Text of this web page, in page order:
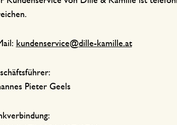
kundenservice@dille-kamille.at
Pieter Geels